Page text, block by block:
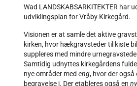
Wad LANDSKABSARKITEKTER har
udviklingsplan for Vråby Kirkegård.
Visionen er at samle det aktive
kirken, hvor hækgravsteder til kiste
suppleres med mindre
Samtidig udnyttes kirkegårdens
nye områder med eng, hvor der
begravelse i. Der etableres også en